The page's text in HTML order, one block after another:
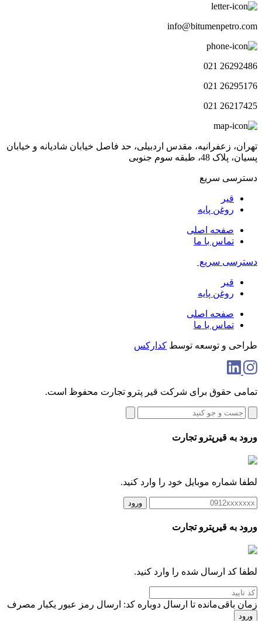
info@bitumenpetro.com
26292486 021
26295176 021
26217425 021
تهران، زعفرانیه، مقدس اردبیلی، حد فاصل خیابان شادیانه و خیابان
پسیان، پلاک 48، طبقه سوم جنوبی
دسترسی سریع
قیر
روغن پایه
صفحه اصلی
تماس با ما
دسترسی سریع
قیر
روغن پایه
صفحه اصلی
تماس با ما
طراحی و توسعه توسط کدارکس
تمامی حقوق برای شرکت قیر پترو تجارت محفوظ است.
ورود به قیرپترو تجارت
لطفا شماره موبایل خود را وارد کنید.
ورود
ورود به قیرپترو تجارت
لطفا کد ارسال شده را وارد کنید.
زمان باقی‌مانده تا ارسال دوباره کد: ارسال رمز عبور یکبار مصرف
ورود